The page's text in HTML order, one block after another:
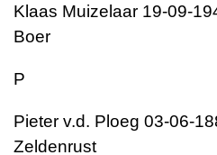
Klaas Muizelaar 19-09-
Boer
P
Pieter v.d. Ploeg 03-06-
Zeldenrust